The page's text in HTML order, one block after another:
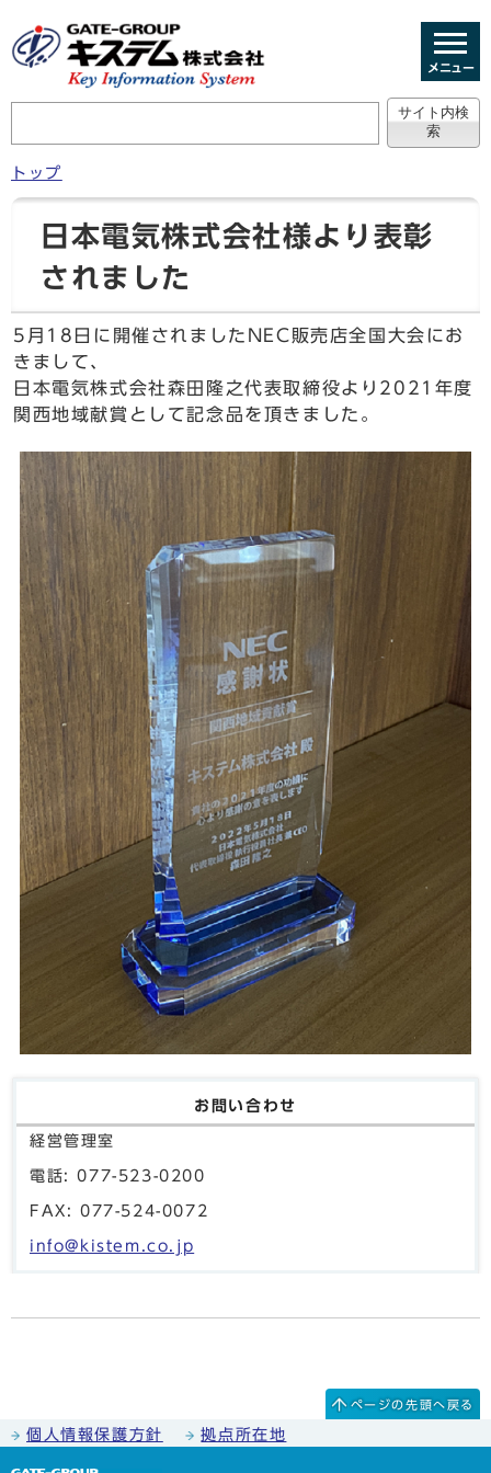
メニュー
トップ
日本電気株式会社様より表彰
されました
5月18日に開催されましたNEC販売店全国大会にお
きまして、
日本電気株式会社森田隆之代表取締役より2021年度
関西地域献賞として記念品を頂きました。
お問い合わせ
経営管理室
電話: 077-523-0200
FAX: 077-524-0072
info@kistem.co.jp
ページの先頭へ戻る
個人情報保護方針 拠点所在地